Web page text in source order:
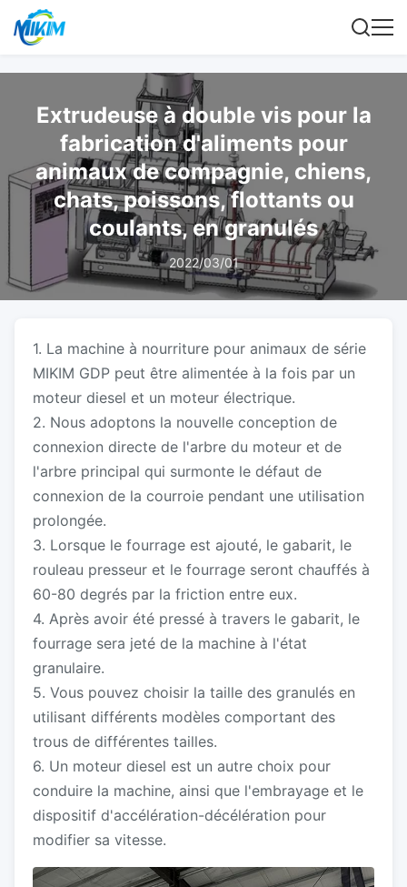
Extrudeuse à double vis pour la
fabrication d'aliments pour
animaux de compagnie, chiens,
chats, poissons, flottants ou
coulants, en granulés
2022/03/01
1. La machine à nourriture pour animaux de série
MIKIM GDP peut être alimentée à la fois par un
moteur diesel et un moteur électrique.
2. Nous adoptons la nouvelle conception de
connexion directe de l'arbre du moteur et de
l'arbre principal qui surmonte le défaut de
connexion de la courroie pendant une utilisation
prolongée.
3. Lorsque le fourrage est ajouté, le gabarit, le
rouleau presseur et le fourrage seront chauffés à
60-80 degrés par la friction entre eux.
4. Après avoir été pressé à travers le gabarit, le
fourrage sera jeté de la machine à l'état
granulaire.
5. Vous pouvez choisir la taille des granulés en
utilisant différents modèles comportant des
trous de différentes tailles.
6. Un moteur diesel est un autre choix pour
conduire la machine, ainsi que l'embrayage et le
dispositif d'accélération-décélération pour
modifier sa vitesse.